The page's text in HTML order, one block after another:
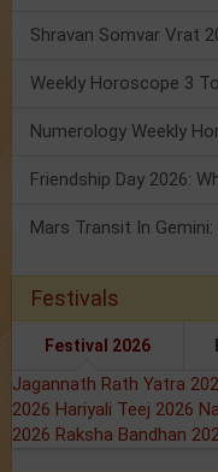
Numerology Weekly
Festivals
Festival 2026
Jagannath Rath Yatra
2026 Hariyali Teej 2026
2026 Raksha Bandhan